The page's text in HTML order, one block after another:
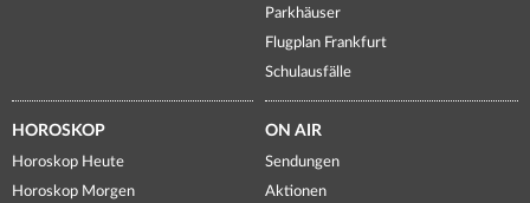
Parkhäuser
Flugplan Frankfurt
Schulausfälle
HOROSKOP
Horoskop Heute
Horoskop Morgen
ON AIR
Sendungen
Aktionen